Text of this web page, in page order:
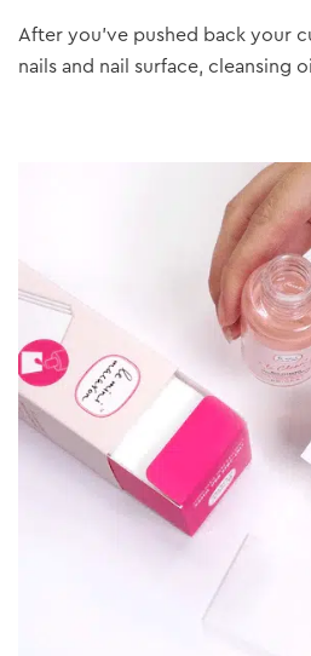
After you’ve pushed back your
nails and nail surface, cleansing